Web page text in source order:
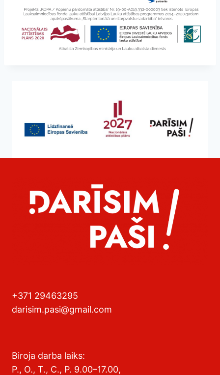
+371 29463295
darisim.pasi@gmail.com
Biroja darba laiks:
P., O., T., C., P. 9.00–17.00,